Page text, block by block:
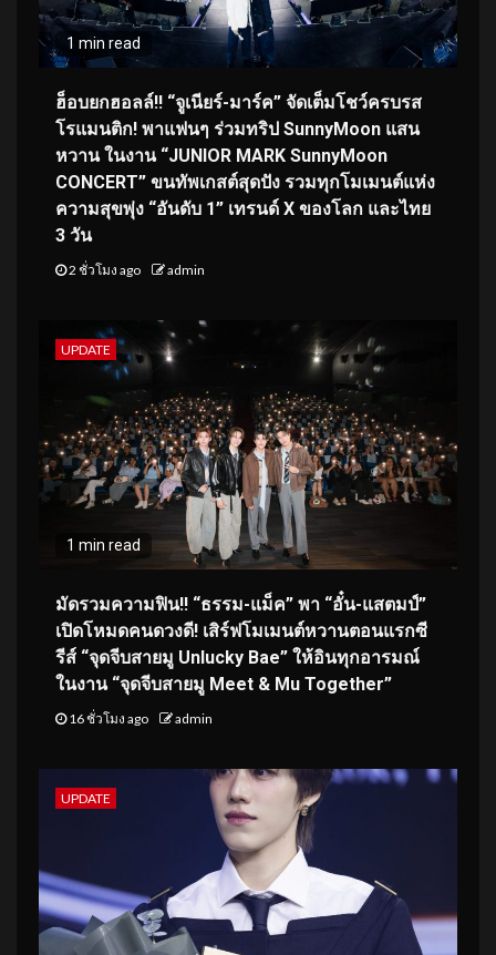
1 min read
ฮ็อบยกฮอลล์!! “จูเนียร์-มาร์ค” จัดเต็มโชว์ครบรส
โรแมนติก! พาแฟนๆ ร่วมทริป SunnyMoon แสน
หวาน ในงาน “JUNIOR MARK SunnyMoon
CONCERT” ขนทัพเกสต์สุดปัง รวมทุกโมเมนต์แห่ง
ความสุขพุ่ง “อันดับ 1” เทรนด์ X ของโลก และไทย
3 วัน
2 ชั่วโมง ago admin
UPDATE
1 min read
มัดรวมความฟิน!! “ธรรม-แม็ค” พา “อั๋น-แสตมป์”
เปิดโหมดคนดวงดี! เสิร์ฟโมเมนต์หวานตอนแรกซี
รีส์ “จุดจีบสายมู Unlucky Bae” ให้อินทุกอารมณ์
ในงาน “จุดจีบสายมู Meet & Mu Together”
16 ชั่วโมง ago admin
UPDATE